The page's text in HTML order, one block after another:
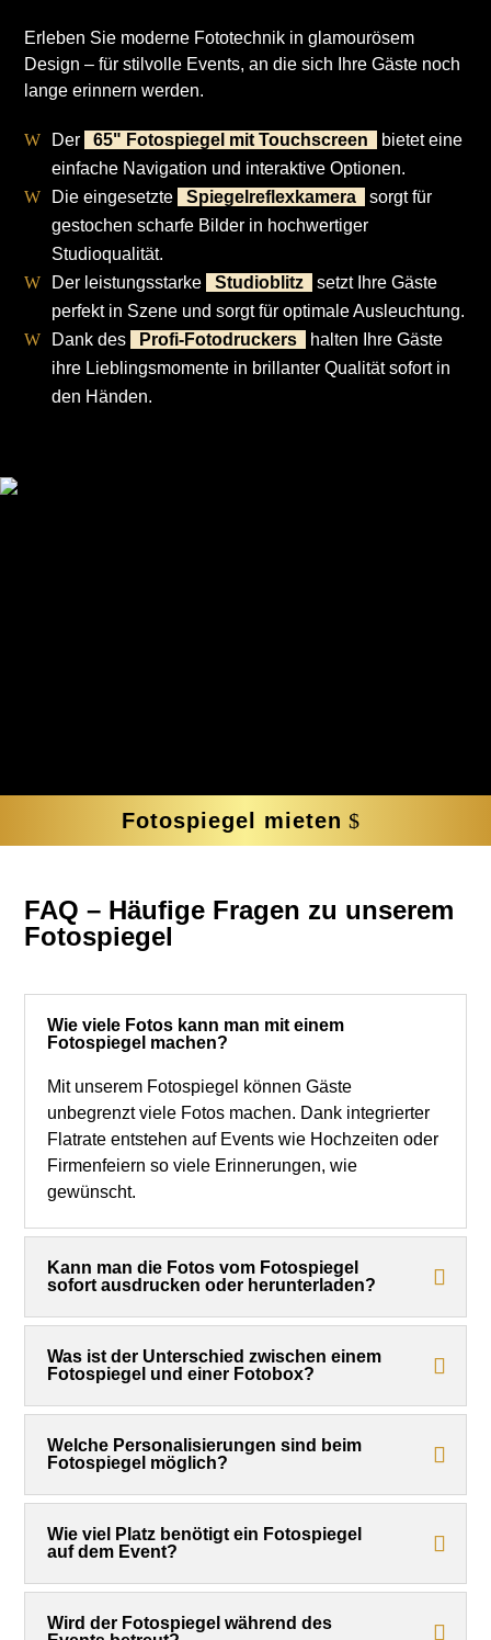
Erleben Sie moderne Fototechnik in glamourösem
Design – für stilvolle Events, an die sich Ihre Gäste noch
lange erinnern werden.
Der 65" Fotospiegel mit Touchscreen
bietet eine
einfache Navigation und interaktive Optionen.
Die eingesetzte
Spiegelreflexkamera
sorgt für
gestochen scharfe Bilder in hochwertiger
Studioqualität.
Der leistungsstarke
Studioblitz
setzt Ihre Gäste
perfekt in Szene und sorgt für optimale Ausleuchtung.
Dank des
Profi-Fotodruckers
halten Ihre Gäste
ihre Lieblingsmomente in brillanter Qualität sofort in
den Händen.
Fotospiegel mieten
FAQ – Häufige Fragen zu unserem
Fotospiegel
Wie viele Fotos kann man mit einem
Fotospiegel machen?
Mit unserem Fotospiegel können Gäste
unbegrenzt viele Fotos machen. Dank integrierter
Flatrate entstehen auf Events wie Hochzeiten oder
Firmenfeiern so viele Erinnerungen, wie
gewünscht.
Kann man die Fotos vom Fotospiegel
sofort ausdrucken oder herunterladen?
Was ist der Unterschied zwischen einem
Fotospiegel und einer Fotobox?
Welche Personalisierungen sind beim
Fotospiegel möglich?
Wie viel Platz benötigt ein Fotospiegel
auf dem Event?
Wird der Fotospiegel während des